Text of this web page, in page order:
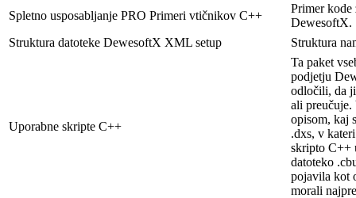
Spletno usposabljanje PRO Primeri vtičnikov C++
Primer kode
DewesoftX.
Struktura datoteke DewesoftX XML setup
Struktura
Uporabne skripte C++
Ta paket
podjetju
odločili, da
ali preučuje.
opisom, kaj
.dxs, v
skripto C++
datoteko
pojavila kot
morali